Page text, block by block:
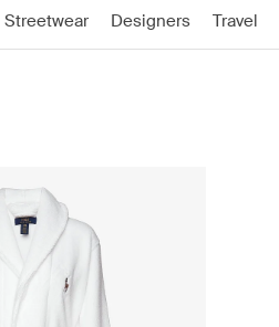
Streetwear Designers Travel